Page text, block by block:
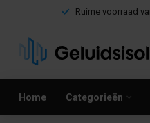
Ruime voorraad
Home Categorieën